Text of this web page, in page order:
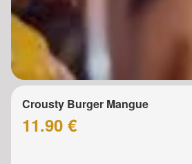
Crousty Burger Mangue
11.90 €